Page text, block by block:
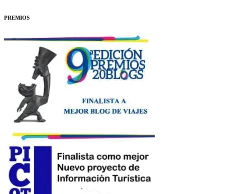
PREMIOS